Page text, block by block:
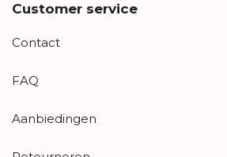
Customer service
Contact
FAQ
Aanbiedingen